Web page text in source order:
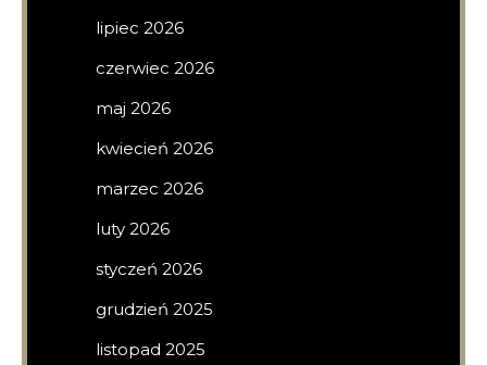
lipiec 2026
czerwiec 2026
maj 2026
kwiecień 2026
marzec 2026
luty 2026
styczeń 2026
grudzień 2025
listopad 2025